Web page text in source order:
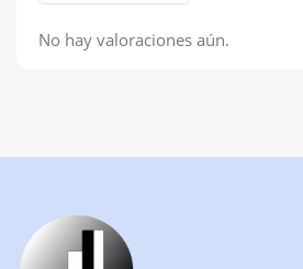
No hay valoraciones aún.